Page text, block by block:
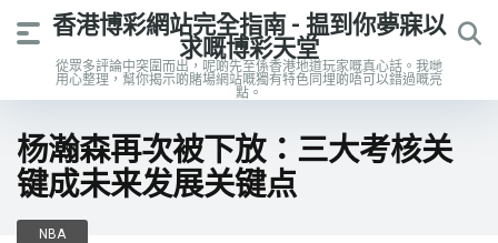
香港博彩網站完全指南 - 揾到你夢寐以
求嘅博彩天堂
從眾多評論中突圍而出，呢啲先至係香港地道玩家嘅真心話。我哋
用心整理，幫你揭示啲賭場網站嘅獨有特色同埋啲唔可以錯過嘅亮
點。
杨瀚森再次被下放：三大考核关
键成未来发展关键点
NBA